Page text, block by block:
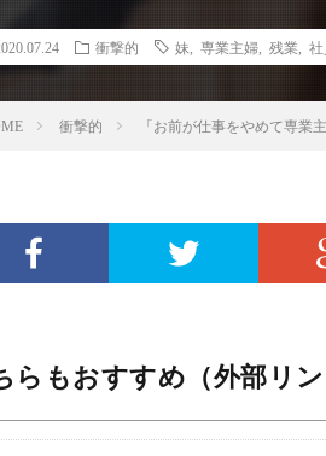
衝撃的 妹 専業主婦 残業 社
衝撃的 「お前が仕事をやめて専
らもおすすめ（外部リン